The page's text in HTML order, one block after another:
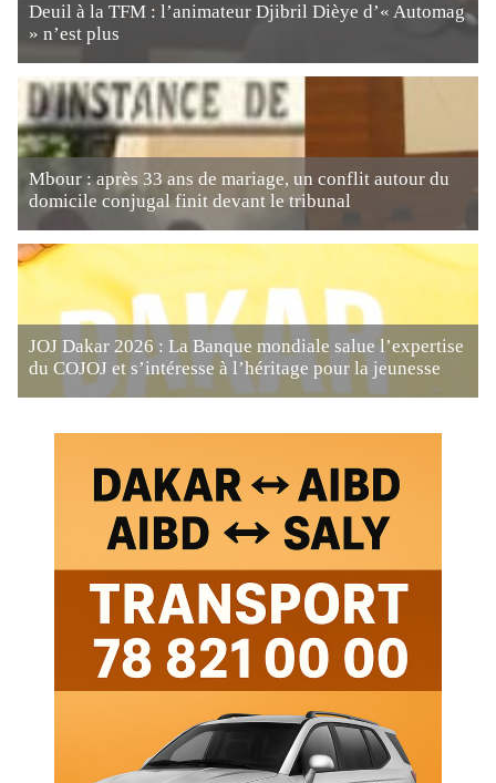
Deuil à la TFM : l’animateur Djibril Dièye d’« Automag
» n’est plus
Mbour : après 33 ans de mariage, un conflit autour du
domicile conjugal finit devant le tribunal
JOJ Dakar 2026 : La Banque mondiale salue l’expertise
du COJOJ et s’intéresse à l’héritage pour la jeunesse